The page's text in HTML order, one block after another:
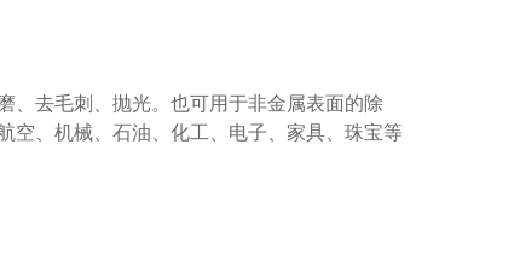
去毛刺、抛光。也可用于非金属表面的除
空、机械、石油、化工、电子、家具、珠宝等